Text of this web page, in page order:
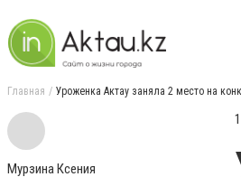
Главная Уроженка Актау заняла 2 место на
Мурзина Ксения